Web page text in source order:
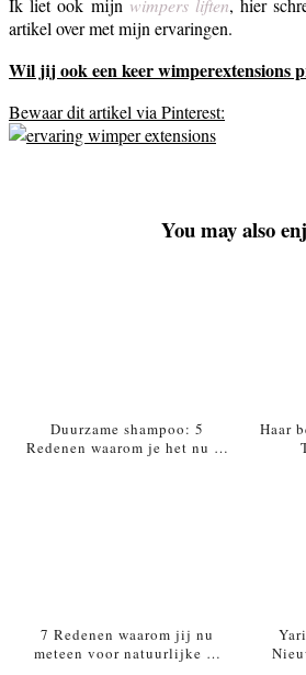
artikel over met mijn ervaringen.
Wil jij ook een keer wimperextensions
Bewaar dit artikel via Pinterest:
You may also
Duurzame shampoo: 5
Redenen waarom je het nu …
Haar
7 Redenen waarom jij nu
meteen voor natuurlijke …